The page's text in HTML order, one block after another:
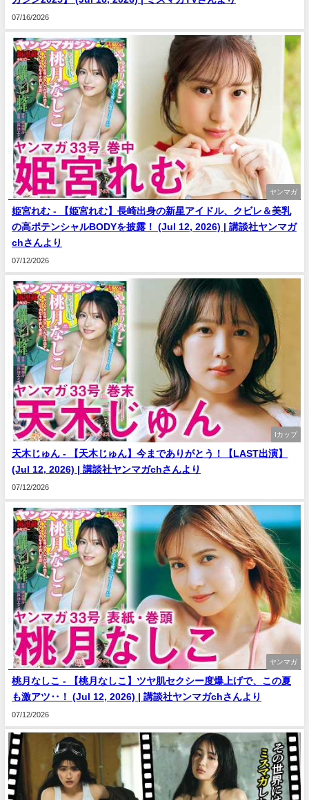
07/16/2026
ヤンマガ
姫宮れむ - 【姫宮れむ】長崎出身の新星アイドル、クビレ＆美乳
の高ポテンシャルBODYを披露！ (Jul 12, 2026) | 講談社ヤンマガ
chさんより
07/12/2026
Iカップ
天木じゅん - 【天木じゅん】今までありがとう！【LAST出演】
(Jul 12, 2026) | 講談社ヤンマガchさんより
07/12/2026
ヤンマガ
桃月なしこ - 【桃月なしこ】ツヤ肌セクシー度爆上げで、この夏
も激アツ‥！ (Jul 12, 2026) | 講談社ヤンマガchさんより
07/12/2026